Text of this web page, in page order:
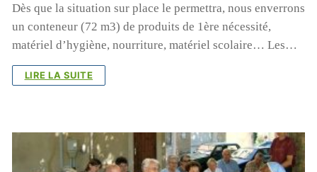
Dès que la situation sur place le permettra, nous enverrons
un conteneur (72 m3) de produits de 1ère nécessité,
matériel d’hygiène, nourriture, matériel scolaire… Les…
LIRE LA SUITE